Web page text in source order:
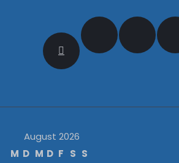
August 2026
M D M D F S S